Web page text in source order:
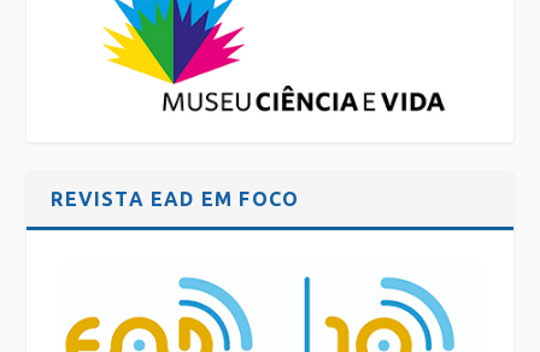
REVISTA EAD EM FOCO